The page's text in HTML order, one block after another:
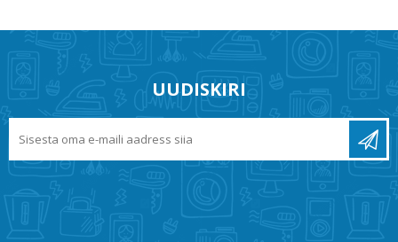
UUDISKIRI